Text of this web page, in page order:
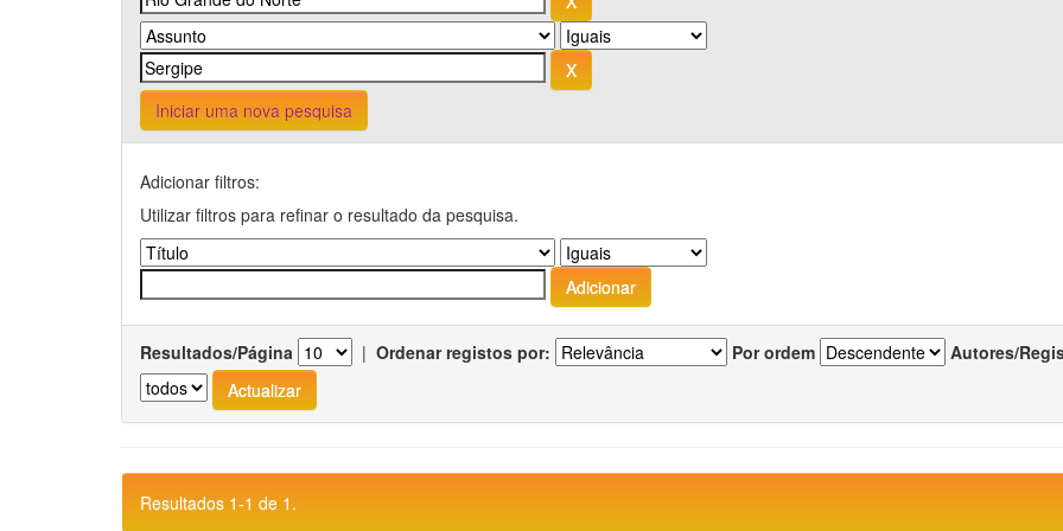
Iniciar uma nova pesquisa
Adicionar filtros:
Utilizar filtros para refinar o resultado da pesquisa.
Resultados/Página | Ordenar registos por: Por ordem Autores/
Resultados 1-1 de 1.